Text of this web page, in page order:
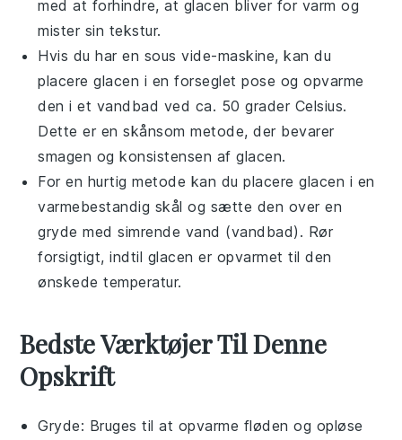
med at forhindre, at glacen bliver for varm og
mister sin tekstur.
Hvis du har en sous vide-maskine, kan du
placereglacen i en forseglet pose og opvarme
den i et vandbad ved ca. 50 grader Celsius.
Dette er en skånsom metode, der bevarer
smagen og konsistensen afglacen.
For en hurtig metode kan du placereglacen i en
varmebestandig skål og sætte den over en
gryde med simrende vand (vandbad). Rør
forsigtigt, indtil glacen er opvarmet til den
ønskede temperatur.
Bedste Værktøjer Til Denne
Opskrift
Gryde: Bruges til at opvarme fløden og opløse